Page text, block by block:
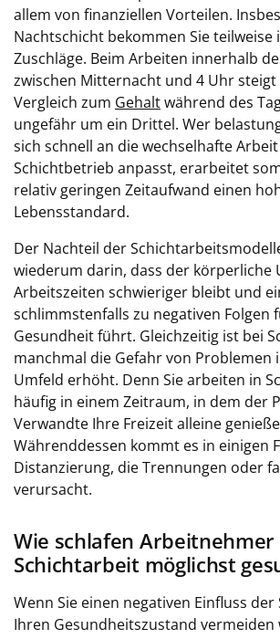
allem von finanziellen Vorteilen.
Nachtschicht bekommen Sie teilweise
Zuschläge. Beim Arbeiten innerhalb
zwischen Mitternacht und 4 Uhr
Vergleich zum Gehaltwährend des
ungefähr um ein Drittel. Wer
sich schnell an die wechselhafte
Schichtbetrieb anpasst, erarbeitet
relativ geringen Zeitaufwand einen
Lebensstandard.
Der Nachteil der
wiederum darin, dass der körperliche
Arbeitszeiten schwieriger bleibt und
schlimmstenfalls zu negativen Folgen
Gesundheit führt. Gleichzeitig ist bei
manchmal die Gefahr von Problemen
Umfeld erhöht. Denn Sie arbeiten in
häufig in einem Zeitraum, in dem der
Verwandte Ihre Freizeit alleine
Währenddessen kommt es in einigen
Distanzierung, die Trennungen oder
verursacht.
Wie schlafen Arbeitnehmer
Schichtarbeit möglichst
Wenn Sie einen negativen Einfluss
Ihren Gesundheitszustand vermeiden